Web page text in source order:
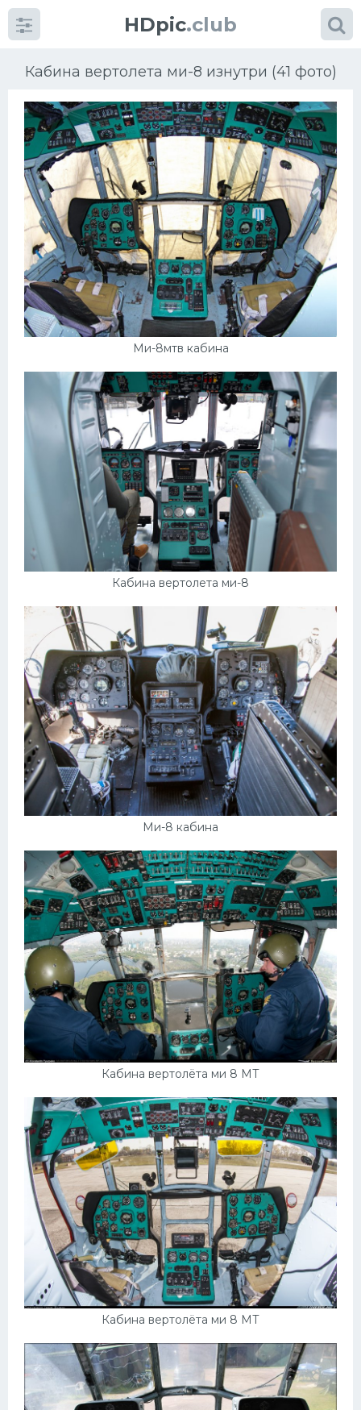
HDpic.club
Кабина вертолета ми-8 изнутри (41 фото)
Ми-8мтв кабина
Кабина вертолета ми-8
Ми-8 кабина
Кабина вертолёта ми 8 МТ
Кабина вертолёта ми 8 МТ
Категории
Разное
Автомобили
Красивые фото машин
УРАЛ
Русские авто
МАЗ
Мерседес
Фольксваген
Лексус
Дэу
Скания
Форд
Черри
Хавал
Кавасаки
Инфинити
ЛУАЗ
Фиат
Ситроен
Субару
Опель
Митсубиси
Киа
Танки
Крайслер
Порше
Самолеты
Корабли
Комплектующие
Тойота
Лодки
Шкода